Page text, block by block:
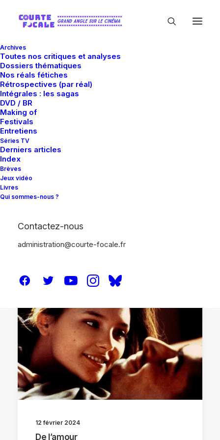
Archives
Toutes nos critiques et analyses
Dossiers thématiques
Nos réals fétiches
Rétrospectives (par réal)
Intégrales : les sagas
DVD / BR
Making of
Festivals
Entretiens
Séries TV
Derniers articles
Index
Brèves
Jeux vidéo
Livres
Qui sommes-nous ?
Contactez-nous
administration@courte-focale.fr
12 février 2024
De l’amour